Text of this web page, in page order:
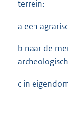
terrein:
a een
b naar de
c in